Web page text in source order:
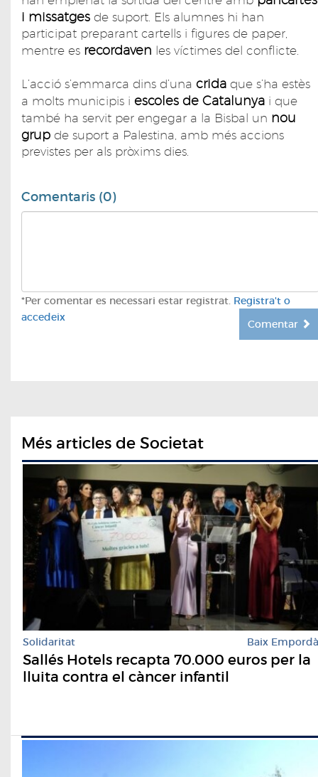
i missatges de suport. Els alumnes hi han
participat preparant cartells i figures de paper,
mentre es recordaven les víctimes del conflicte.
L’acció s’emmarca dins d’una crida que s’ha estès
a molts municipis i escoles de Catalunya i que
també ha servit per engegar a la Bisbal un nou
grup de suport a Palestina, amb més accions
previstes per als pròxims dies.
Comentaris (0)
*Per comentar es necessari estar registrat. Registra't o
accedeix
Comentar
Més articles de Societat
Solidaritat Baix Empordà
Sallés Hotels recapta 70.000 euros per la
lluita contra el càncer infantil